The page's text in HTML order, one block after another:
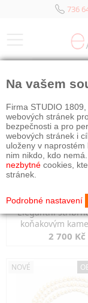
736
Elegantní
koňakovým
markazity
2 700 Kč
NOVÉ
Na vašem
Firma STUDIO
webových stránek
bezpečnosti a pro
webových stránek i
uloženy v
nim nikdo, kdo
nezbytné cookies,
stránek.
Podrobné nastavení